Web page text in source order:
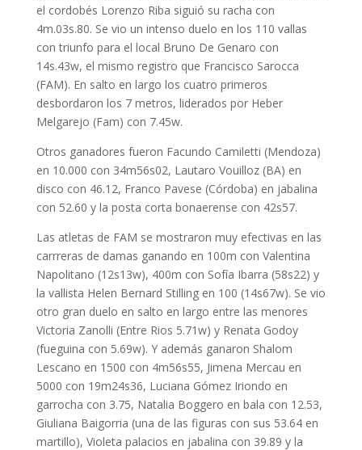
el cordobés Lorenzo Riba siguió su racha con
4m.03s.80. Se vio un intenso duelo en los 110 vallas
con triunfo para el local Bruno De Genaro con
14s.43w, el mismo registro que Francisco Sarocca
(FAM). En salto en largo los cuatro primeros
desbordaron los 7 metros, liderados por Heber
Melgarejo (Fam) con 7.45w.
Otros ganadores fueron Facundo Camiletti (Mendoza)
en 10.000 con 34m56s02, Lautaro Vouilloz (BA) en
disco con 46.12, Franco Pavese (Córdoba) en jabalina
con 52.60 y la posta corta bonaerense con 42s57.
Las atletas de FAM se mostraron muy efectivas en las
carrreras de damas ganando en 100m con Valentina
Napolitano (12s13w), 400m con Sofía Ibarra (58s22) y
la vallista Helen Bernard Stilling en 100 (14s67w). Se vio
otro gran duelo en salto en largo entre las menores
Victoria Zanolli (Entre Rios 5.71w) y Renata Godoy
(fueguina con 5.69w). Y además ganaron Shalom
Lescano en 1500 con 4m56s55, Jimena Mercau en
5000 con 19m24s36, Luciana Gómez Iriondo en
garrocha con 3.75, Natalia Boggero en bala con 12.53,
Giuliana Baigorria (una de las figuras con sus 53.64 en
martillo), Violeta palacios en jabalina con 39.89 y la